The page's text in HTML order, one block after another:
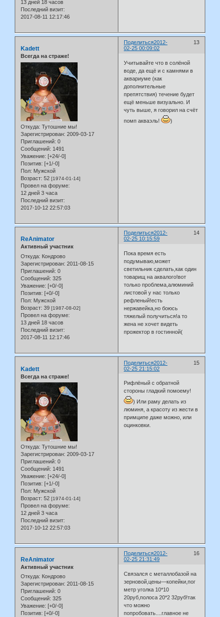
13 дней 18 часов
Последний визит:
2017-08-11 12:17:46
Поделиться 13
2012-
02-25 00:09:02
Kadett
Всегда на страже!
Откуда: Тутошние мы!
Зарегистрирован: 2009-03-17
Приглашений: 0
Сообщений: 1491
Уважение: [+24/-0]
Позитив: [+1/-0]
Пол: Мужской
Возраст: 52 [1974-01-14]
Провел на форуме:
12 дней 3 часа
Последний визит:
2017-10-12 22:57:03
Учитывайте что в солёной
воде, да ещё и с камнями в
аквариуме (как
дополнительные
препятствия) течение будет
ещё меньше визуально. И
чуть выше, я говорил на счёт
помп акваэль!
)
Поделиться 14
2012-
02-25 10:15:59
ReAnimator
Активный участник
Откуда: Кондрово
Зарегистрирован: 2011-08-15
Приглашений: 0
Сообщений: 325
Уважение: [+0/-0]
Позитив: [+0/-0]
Пол: Мужской
Возраст: 39 [1987-08-02]
Провел на форуме:
13 дней 18 часов
Последний визит:
2017-08-11 12:17:46
Пока время есть
подумываю,может
светильник сделать,как один
товарищ на аквалого!вот
только проблема,алюминий
листовой у нас только
рефленый!есть
нержавейка,но боюсь
тяжелый получиться!а то
жена не хочет видеть
прожектор в гостинной(
Поделиться 15
2012-
02-25 21:15:02
Kadett
Всегда на страже!
Откуда: Тутошние мы!
Зарегистрирован: 2009-03-17
Приглашений: 0
Сообщений: 1491
Уважение: [+24/-0]
Позитив: [+1/-0]
Пол: Мужской
Возраст: 52 [1974-01-14]
Провел на форуме:
12 дней 3 часа
Последний визит:
2017-10-12 22:57:03
Рифлёный с обратной
стороны гладкий помоему!
) Или раму делать из
люминя, а красоту из жести в
примципе даже можно, или
оцинковки.
Поделиться 16
2012-
02-25 21:31:49
ReAnimator
Активный участник
Откуда: Кондрово
Зарегистрирован: 2011-08-15
Приглашений: 0
Сообщений: 325
Уважение: [+0/-0]
Позитив: [+0/-0]
Связался с металлобазой на
зерновой,цены—копейки,пог
метр уголка 10*10
20руб,полоса 20*2 32руб!так
что можно
попробовать....главное не